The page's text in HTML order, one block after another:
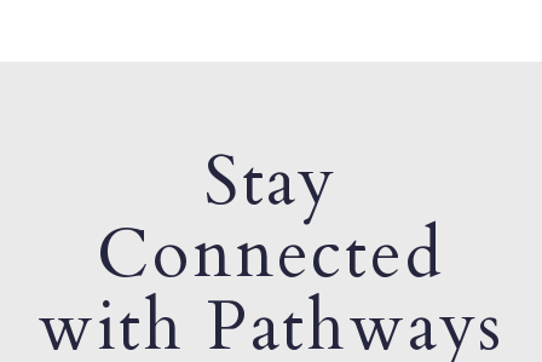
Stay
Connected
with Pathways